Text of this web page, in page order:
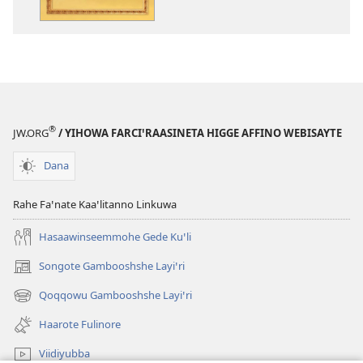
JW.ORG® / YIHOWA FARCIꞌRAASINETA HIGGE AFFINO WEBISAYTE
Dana
Rahe Faꞌnate Kaaꞌlitanno Linkuwa
Hasaawinseemmohe Gede Kuꞌli
Songote Gambooshshe Layiꞌri
(opens
new
window)
Qoqqowu Gambooshshe Layiꞌri
(opens
new
window)
Haarote Fulinore
Viidiyubba